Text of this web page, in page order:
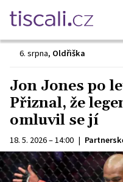
6. srpna, Oldřiška
Jon Jones po
Přiznal, že
omluvil se jí
18. 5. 2026 – 14:00 |